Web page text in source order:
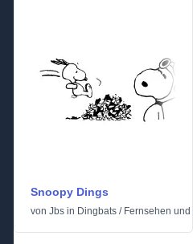
Snoopy Dings
von Jbs in Dingbats / Fernsehen und